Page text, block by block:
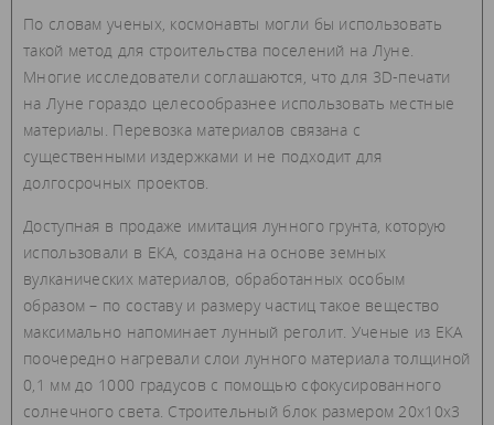
По словам ученых, космонавты могли бы использовать
такой метод для строительства поселений на Луне.
Многие исследователи соглашаются, что для 3D-печати
на Луне гораздо целесообразнее использовать местные
материалы. Перевозка материалов связана с
существенными издержками и не подходит для
долгосрочных проектов.
Доступная в продаже имитация лунного грунта, которую
использовали в ЕКА, создана на основе земных
вулканических материалов, обработанных особым
образом – по составу и размеру частиц такое вещество
максимально напоминает лунный реголит. Ученые из ЕКА
поочередно нагревали слои лунного материала толщиной
0,1 мм до 1000 градусов с помощью сфокусированного
солнечного света. Строительный блок размером 20х10х3